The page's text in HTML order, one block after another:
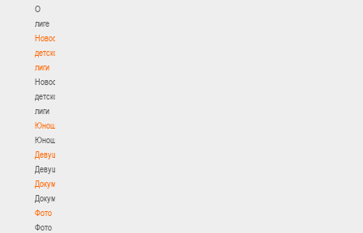
О
лиге
Новости
детской
лиги
Новости
детской
лиги
Юноши
Юноши
Девушки
Девушки
Документы
Документы
Фото
Фото